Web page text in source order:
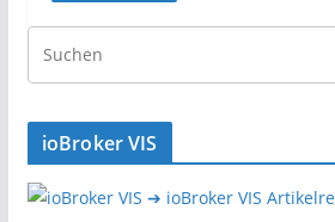
ioBroker VIS
➔ ioBroker VIS